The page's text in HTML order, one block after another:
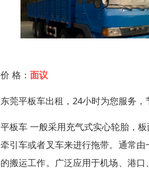
价 格： 面议
东莞平板车出租，24小时为您服务，
平板车 一般采用充气式实心轮胎，
牵引车或者叉车来进行拖带。通常
的搬运工作。广泛应用于机场、港